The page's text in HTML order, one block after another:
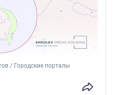
/ Городские порталы